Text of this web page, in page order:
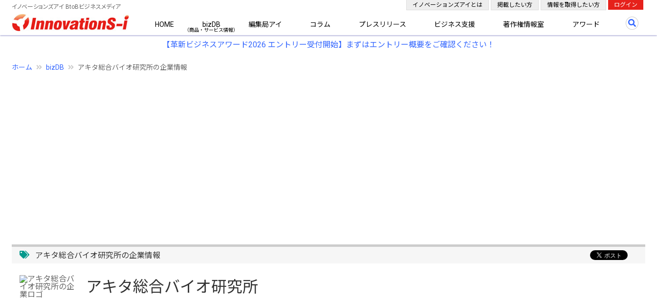
イノベーションズアイ BtoBビジネスメディア
HOME bizDB 編集局アイ コラム プレスリリース ビジネス支援 著作権情報室 アワード
イノベーションズアイとは 掲載したい方 情報を取得したい方 ログイン
【革新ビジネスアワード2026 エントリー受付開始】まずはエントリー概要をご確認ください！
ホーム bizDB アキタ総合バイオ研究所の企業情報
アキタ総合バイオ研究所の企業情報
アキタ総合バイオ研究所